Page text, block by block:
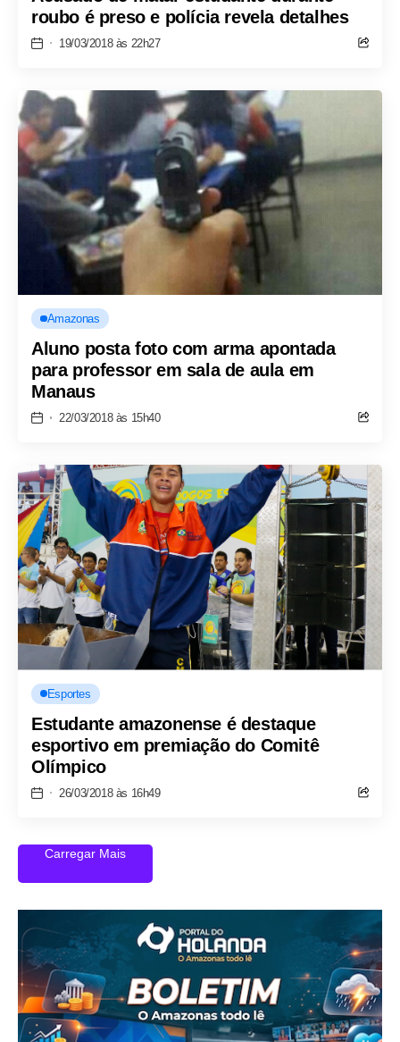
roubo é preso e polícia revela detalhes
19/03/2018 às 22h27
Amazonas
Aluno posta foto com arma apontada
para professor em sala de aula em
Manaus
22/03/2018 às 15h40
Esportes
Estudante amazonense é destaque
esportivo em premiação do Comitê
Olímpico
26/03/2018 às 16h49
Carregar Mais